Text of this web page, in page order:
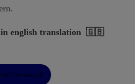
in english translation 🇬🇧
Warenkorb